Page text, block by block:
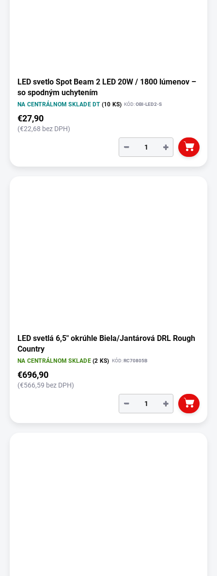
LED svetlo Spot Beam 2 LED 20W / 1800 lúmenov –
so spodným uchytením
NA CENTRÁLNOM SKLADE DT (10 KS) KÓD:OBI-LED2-S
€27,90
(€22,68 bez DPH)
+
−
LED svetlá 6,5" okrúhle Biela/Jantárová DRL Rough
Country
NA CENTRÁLNOM SKLADE(2 KS) KÓD:RC70805B
€696,90
(€566,59 bez DPH)
+
−